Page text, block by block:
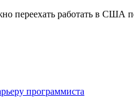
переехать работать в США
программиста